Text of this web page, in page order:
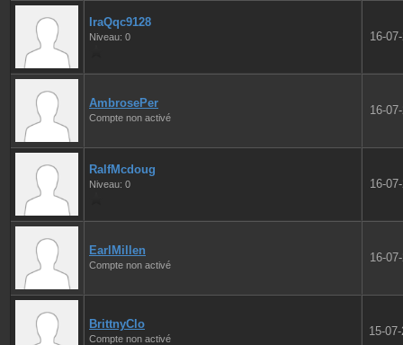
IraQqc9128
Niveau: 0 16-
AmbrosePer
Compte non activé
16-
RalfMcdoug
Niveau: 0 16-
EarlMillen
Compte non activé
16-
BrittnyClo
Compte non activé
15-